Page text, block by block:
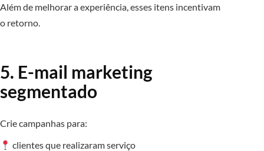
Além de melhorar a experiência, esses itens incentivam
o retorno.
5. E-mail marketing
segmentado
Crie campanhas para:
clientes que realizaram serviço